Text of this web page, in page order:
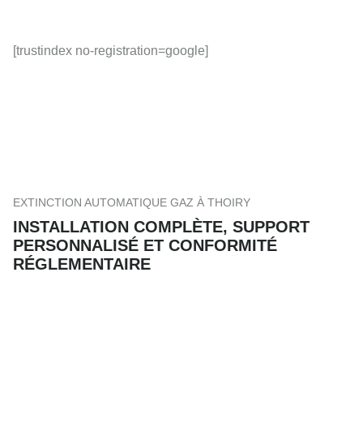
[trustindex no-registration=google]
EXTINCTION AUTOMATIQUE GAZ À THOIRY
INSTALLATION COMPLÈTE, SUPPORT
PERSONNALISÉ ET CONFORMITÉ
RÉGLEMENTAIRE